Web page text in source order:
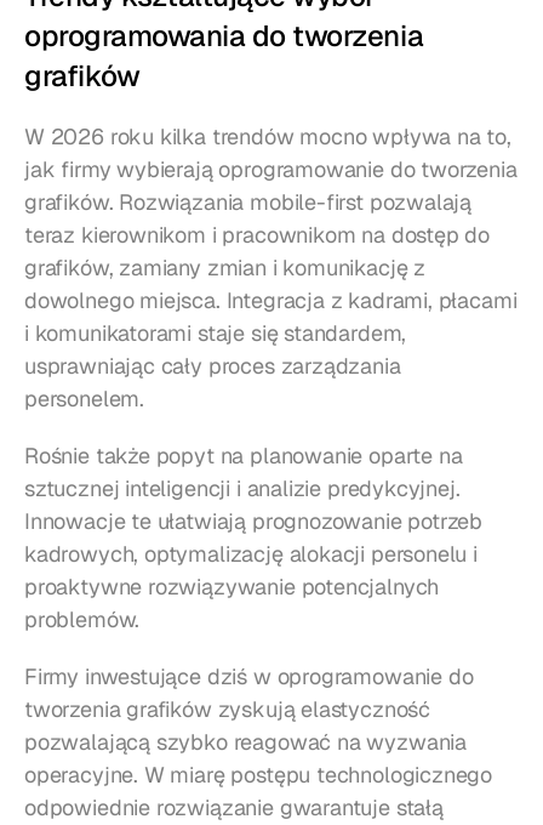
oprogramowania do tworzenia
grafików
W 2026 roku kilka trendów mocno wpływa na to,
jak firmy wybierają oprogramowanie do tworzenia
grafików. Rozwiązania mobile-first pozwalają
teraz kierownikom i pracownikom na dostęp do
grafików, zamiany zmian i komunikację z
dowolnego miejsca. Integracja z kadrami, płacami
i komunikatorami staje się standardem,
usprawniając cały proces zarządzania
personelem.
Rośnie także popyt na planowanie oparte na
sztucznej inteligencji i analizie predykcyjnej.
Innowacje te ułatwiają prognozowanie potrzeb
kadrowych, optymalizację alokacji personelu i
proaktywne rozwiązywanie potencjalnych
problemów.
Firmy inwestujące dziś w oprogramowanie do
tworzenia grafików zyskują elastyczność
pozwalającą szybko reagować na wyzwania
operacyjne. W miarę postępu technologicznego
odpowiednie rozwiązanie gwarantuje stałą